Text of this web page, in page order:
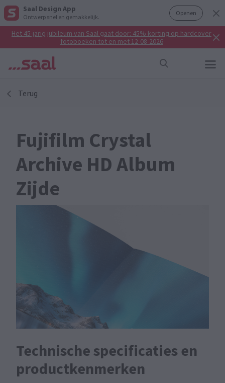
Saal Design App
Ontwerp snel en gemakkelijk. Openen
Het 45-jarig jubileum van Saal gaat door: 45% korting op hardcover
fotoboeken tot en met 12-08-2026
Terug
Fujifilm Crystal
Archive HD Album
Zijde
Technische specificaties en
productkenmerken